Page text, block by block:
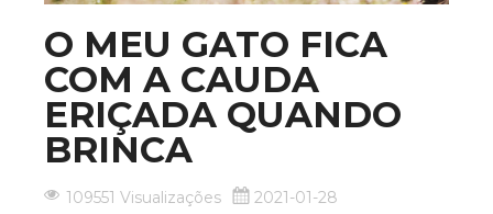
O MEU GATO FICA
COM A CAUDA
ERIÇADA QUANDO
BRINCA
109551 Visualizações
2021-01-28